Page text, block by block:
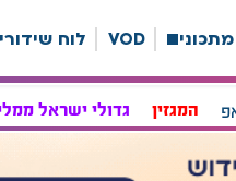
מתכונים VOD לוח
המגזין גדולי ישראל